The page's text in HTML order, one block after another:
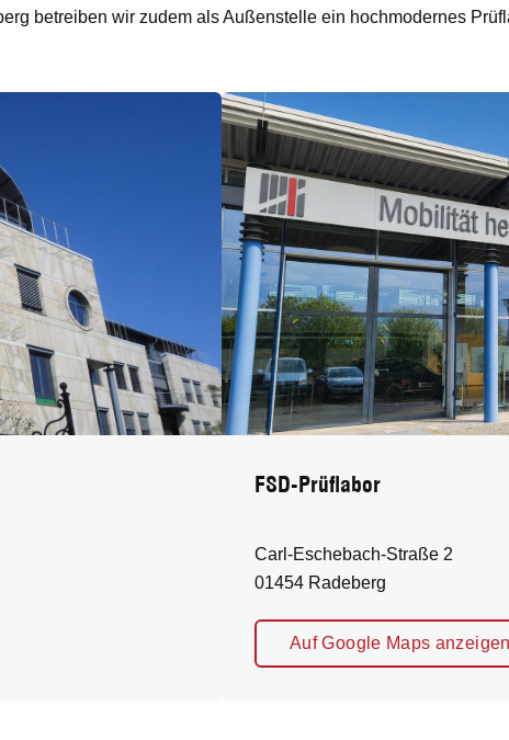
betreiben wir zudem als Außenstelle ein hochmodernes
FSD-Prüflabor
Carl-Eschebach-Straße 2
01454 Radeberg
Auf Google Maps anzeigen